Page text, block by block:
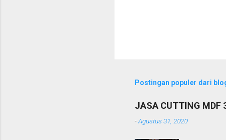
Postingan populer dari
JASA CUTTING MDF
-Agustus 31, 2020